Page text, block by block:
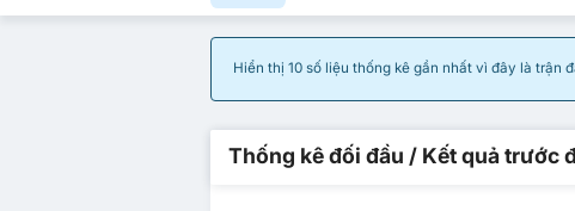
Hiển thị 10 số liệu thống kê gần nhất vì đây là trận
Thống kê đối đầu / Kết quả trước